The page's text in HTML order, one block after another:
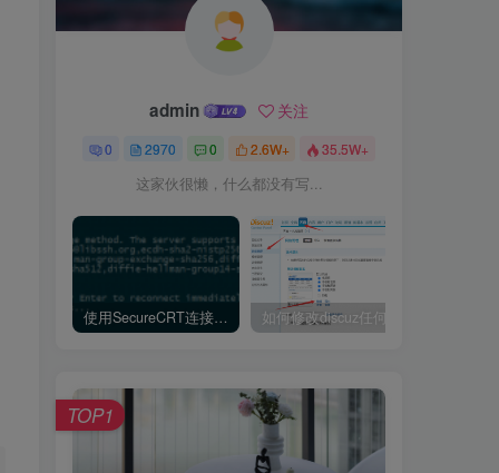
admin 关注
0 2970 0 2.6W+ 35.5W+
这家伙很懒，什么都没有写...
使用SecureCRT连接Ubuntu20.04报错：Key exchange failed. No compatible key exchange method.
TOP1